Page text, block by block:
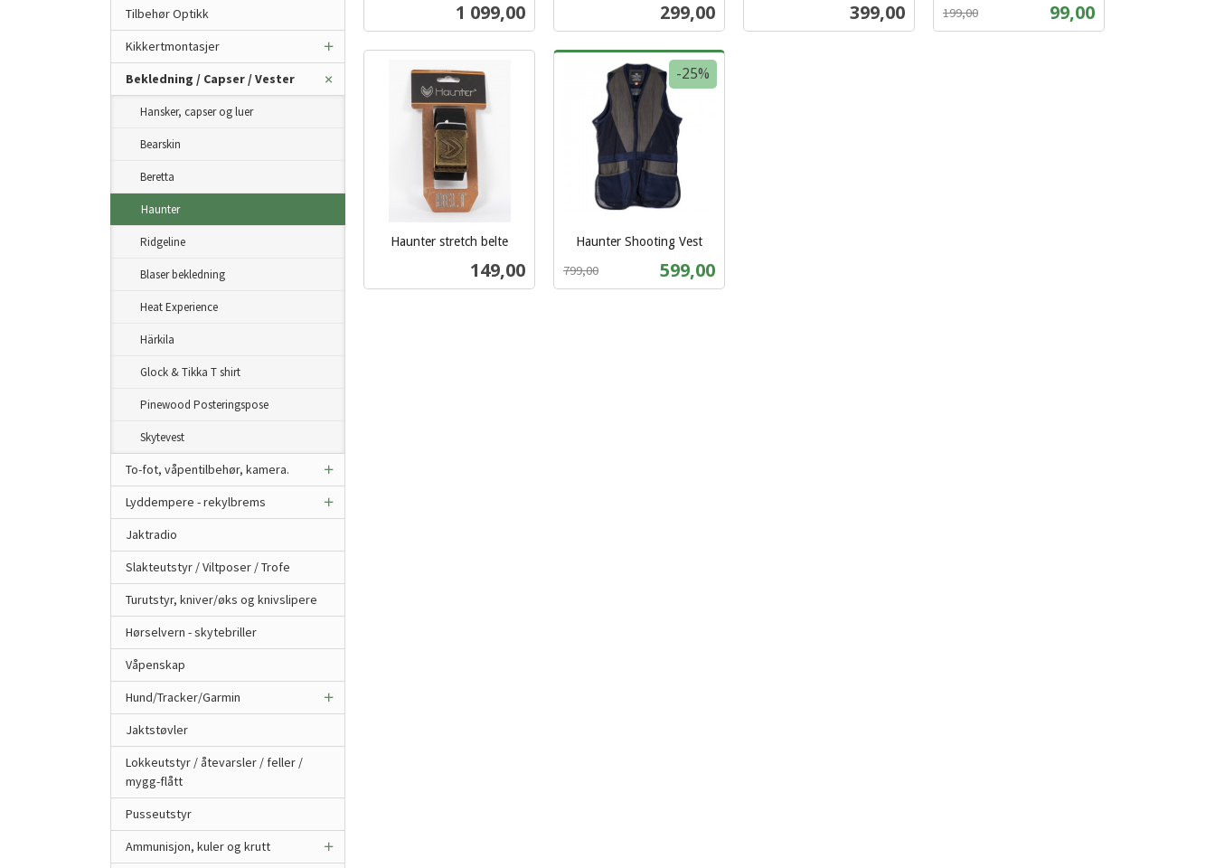
Pris
1 099,00
Les mer
Pris
299,00
Les mer
Pris
399,00 Tilbud
99,00
199,00
mva.
Haunter stretch belte
Pris
149,00
Haunter Shooting Vest
Tilbud
599,00
799,00
-25%
mva.
Tilbehør Optikk
Kikkertmontasjer
Bekledning / Capser / Vester
Hansker, capser og luer
Bearskin
Beretta
Haunter
Ridgeline
Blaser bekledning
Heat Experience
Härkila
Glock & Tikka T shirt
Pinewood Posteringspose
Skytevest
To-fot, våpentilbehør, kamera.
Lyddempere - rekylbrems
Jaktradio
Slakteutstyr / Viltposer / Trofe
Turutstyr, kniver/øks og knivslipere
Hørselvern - skytebriller
Våpenskap
Hund/Tracker/Garmin
Jaktstøvler
Lokkeutstyr / åtevarsler / feller /
mygg-flått
Pusseutstyr
Ammunisjon, kuler og krutt